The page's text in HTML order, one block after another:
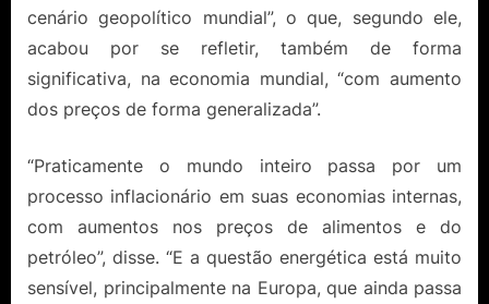
cenário geopolítico mundial”, o que, segundo ele,
acabou por se refletir, também de forma
significativa, na economia mundial, “com aumento
dos preços de forma generalizada”.
“Praticamente o mundo inteiro passa por um
processo inflacionário em suas economias internas,
com aumentos nos preços de alimentos e do
petróleo”, disse. “E a questão energética está muito
sensível, principalmente na Europa, que ainda passa